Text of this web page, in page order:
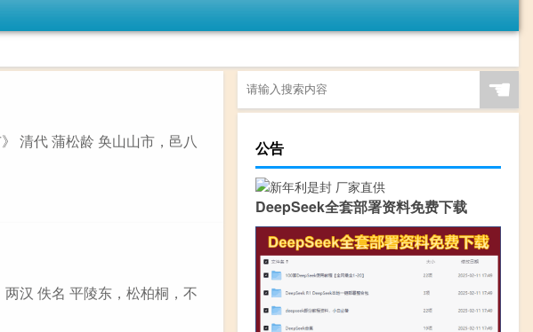
清代 蒲松龄 奂山山市，邑八
两汉 佚名 平陵东，松柏桐，不
☚
公告
DeepSeek全套部署资料免费下载